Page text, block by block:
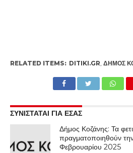
RELATED ITEMS: DITIKI.GR ΔΉΜΟΣ
ΣΥΝΙΣΤΑΤΑΙ ΓΙΑ ΕΣΑΣ
Δήμος Κοζάνης: Τα
πραγματοποιηθούν
Φεβρουαρίου 2025